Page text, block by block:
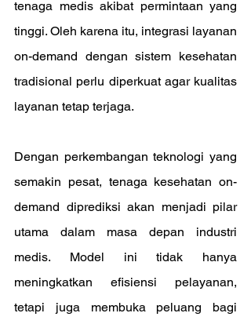
tenaga medis akibat permintaan yang
tinggi. Oleh karena itu, integrasi layanan
on-demand dengan sistem kesehatan
tradisional perlu diperkuat agar kualitas
layanan tetap terjaga.
Dengan perkembangan teknologi yang
semakin pesat, tenaga kesehatan on-
demand diprediksi akan menjadi pilar
utama dalam masa depan industri
medis. Model ini tidak hanya
meningkatkan efisiensi pelayanan,
tetapi juga membuka peluang bagi